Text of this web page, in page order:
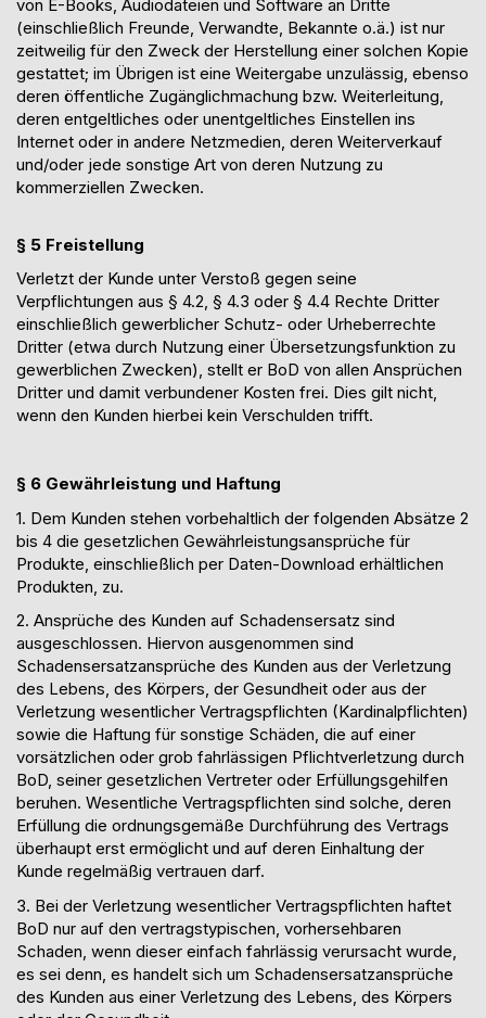
von E- Books, Audiodateien und Software an Dritte
(einschließlich Freunde, Verwandte, Bekannte o.ä.) ist nur
zeitweilig für den Zweck der Herstellung einer solchen Kopie
gestattet; im Übrigen ist eine Weitergabe unzulässig, ebenso
deren öffentliche Zugänglichmachung bzw. Weiterleitung,
deren entgeltliches oder unentgeltliches Einstellen ins
Internet oder in andere Netzmedien, deren Weiterverkauf
und/oder jede sonstige Art von deren Nutzung zu
kommerziellen Zwecken.
§ 5 Freistellung
Verletzt der Kunde unter Verstoß gegen seine
Verpflichtungen aus § 4.2, § 4.3 oder § 4.4 Rechte Dritter
einschließlich gewerblicher Schutz- oder Urheberrechte
Dritter (etwa durch Nutzung einer Übersetzungsfunktion zu
gewerblichen Zwecken), stellt er BoD von allen Ansprüchen
Dritter und damit verbundener Kosten frei. Dies gilt nicht,
wenn den Kunden hierbei kein Verschulden trifft.
§ 6 Gewährleistung und Haftung
1. Dem Kunden stehen vorbehaltlich der folgenden Absätze 2
bis 4 die gesetzlichen Gewährleistungsansprüche für
Produkte, einschließlich per Daten-Download erhältlichen
Produkten, zu.
2. Ansprüche des Kunden auf Schadensersatz sind
ausgeschlossen. Hiervon ausgenommen sind
Schadensersatzansprüche des Kunden aus der Verletzung
des Lebens, des Körpers, der Gesundheit oder aus der
Verletzung wesentlicher Vertragspflichten (Kardinalpflichten)
sowie die Haftung für sonstige Schäden, die auf einer
vorsätzlichen oder grob fahrlässigen Pflichtverletzung durch
BoD, seiner gesetzlichen Vertreter oder Erfüllungsgehilfen
beruhen. Wesentliche Vertragspflichten sind solche, deren
Erfüllung die ordnungsgemäße Durchführung des Vertrags
überhaupt erst ermöglicht und auf deren Einhaltung der
Kunde regelmäßig vertrauen darf.
3. Bei der Verletzung wesentlicher Vertragspflichten haftet
BoD nur auf den vertragstypischen, vorhersehbaren
Schaden, wenn dieser einfach fahrlässig verursacht wurde,
es sei denn, es handelt sich um Schadensersatzansprüche
des Kunden aus einer Verletzung des Lebens, des Körpers